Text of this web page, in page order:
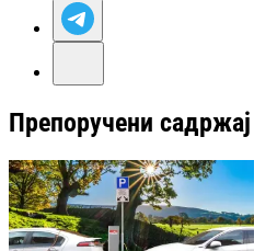
Препоручени садржај